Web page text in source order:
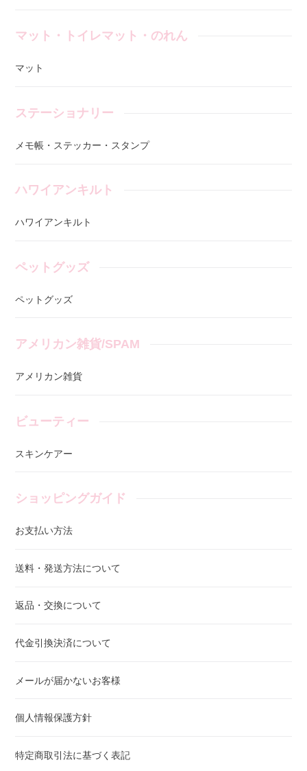
マット・トイレマット・のれん
マット
ステーショナリー
メモ帳・ステッカー・スタンプ
ハワイアンキルト
ハワイアンキルト
ペットグッズ
ペットグッズ
アメリカン雑貨/SPAM
アメリカン雑貨
ビューティー
スキンケアー
ショッピングガイド
お支払い方法
送料・発送方法について
返品・交換について
代金引換決済について
メールが届かないお客様
個人情報保護方針
特定商取引法に基づく表記